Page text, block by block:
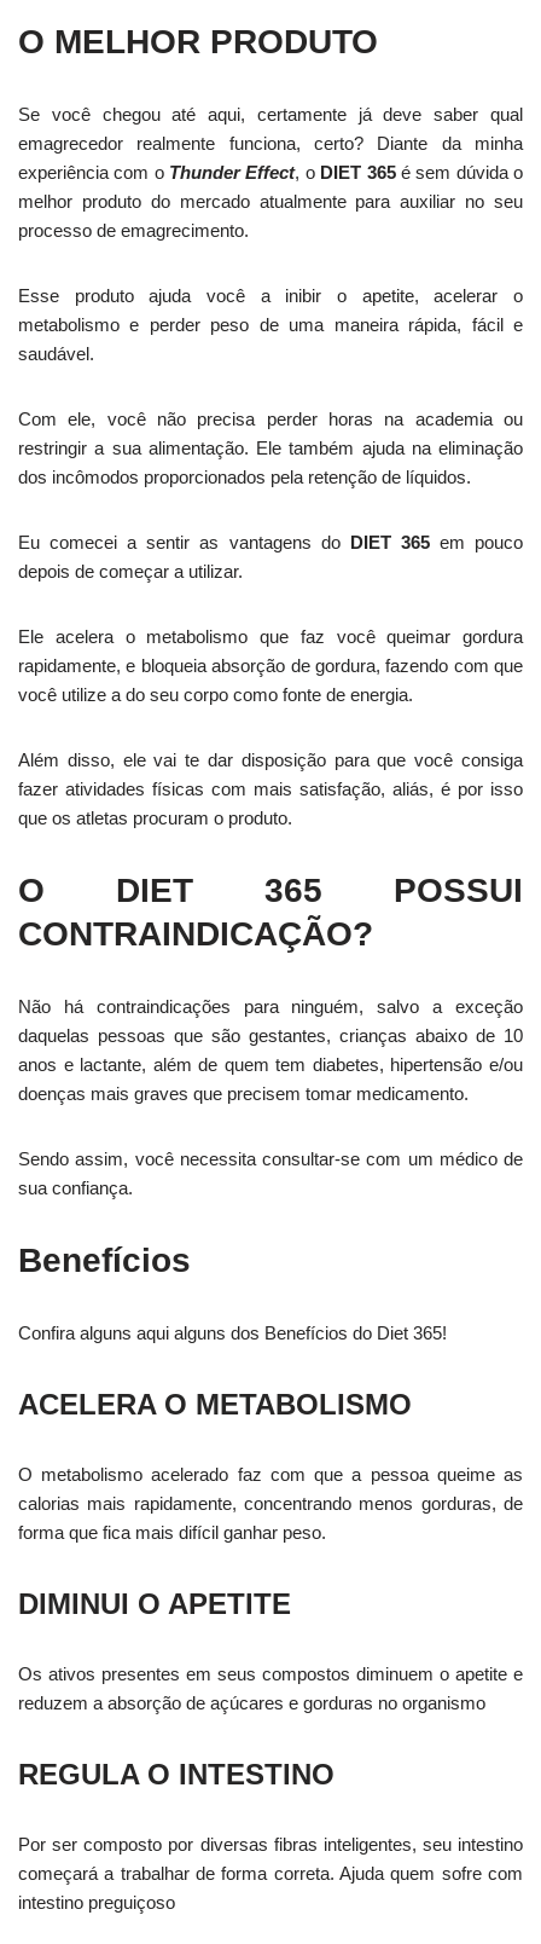
O MELHOR PRODUTO
Se você chegou até aqui, certamente já deve saber qual
emagrecedor realmente funciona, certo? Diante da minha
experiência com o Thunder Effect, o DIET 365 é sem dúvida o
melhor produto do mercado atualmente para auxiliar no seu
processo de emagrecimento.
Esse produto ajuda você a inibir o apetite, acelerar o
metabolismo e perder peso de uma maneira rápida, fácil e
saudável.
Com ele, você não precisa perder horas na academia ou
restringir a sua alimentação. Ele também ajuda na eliminação
dos incômodos proporcionados pela retenção de líquidos.
Eu comecei a sentir as vantagens do DIET 365em pouco
depois de começar a utilizar.
Ele acelera o metabolismo que faz você queimar gordura
rapidamente, e bloqueia absorção de gordura, fazendo com que
você utilize a do seu corpo como fonte de energia.
Além disso, ele vai te dar disposição para que você consiga
fazer atividades físicas com mais satisfação, aliás, é por isso
que os atletas procuram o produto.
O DIET 365 POSSUI
CONTRAINDICAÇÃO?
Não há contraindicações para ninguém, salvo a exceção
daquelas pessoas que são gestantes, crianças abaixo de 10
anos e lactante, além de quem tem diabetes, hipertensão e/ou
doenças mais graves que precisem tomar medicamento.
Sendo assim, você necessita consultar-se com um médico de
sua confiança.
Benefícios
Confira alguns aqui alguns dos Benefícios do Diet 365!
ACELERA O METABOLISMO
O metabolismo acelerado faz com que a pessoa queime as
calorias mais rapidamente, concentrando menos gorduras, de
forma que fica mais difícil ganhar peso.
DIMINUI O APETITE
Os ativos presentes em seus compostos diminuem o apetite e
reduzem a absorção de açúcares e gorduras no organismo
REGULA O INTESTINO
Por ser composto por diversas fibras inteligentes, seu intestino
começará a trabalhar de forma correta. Ajuda quem sofre com
intestino preguiçoso